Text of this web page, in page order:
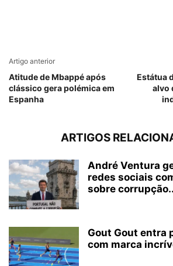
Artigo anterior
Atitude de Mbappé após
clássico gera polémica em
Espanha
Estátua
alvo
ARTIGOS
André Ventura
redes sociais
sobre
Gout Gout entra
com marca